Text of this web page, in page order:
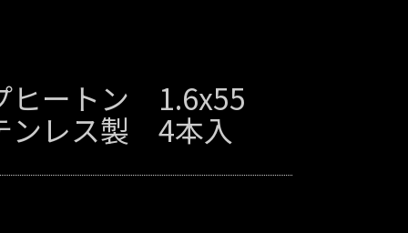
ヒートン 1.6x55
レス製 4本入